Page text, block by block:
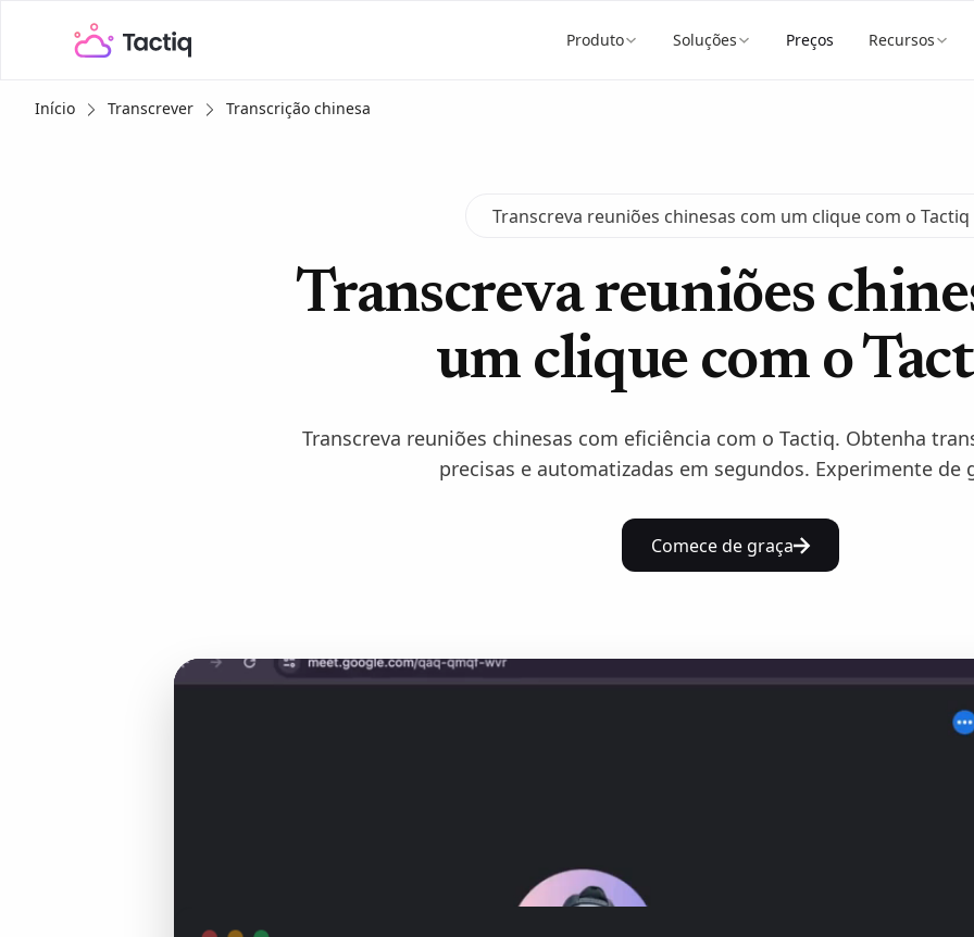
Produto Soluções Preços Recursos
Início Transcrever Transcrição chinesa
Transcreva reuniões chinesas com um clique com o Tactiq
Transcreva reuniões
um clique com o
Transcreva reuniões chinesas com eficiência com o Tactiq. Obtenha
precisas e automatizadas em segundos. Experimente de
Comece de graça